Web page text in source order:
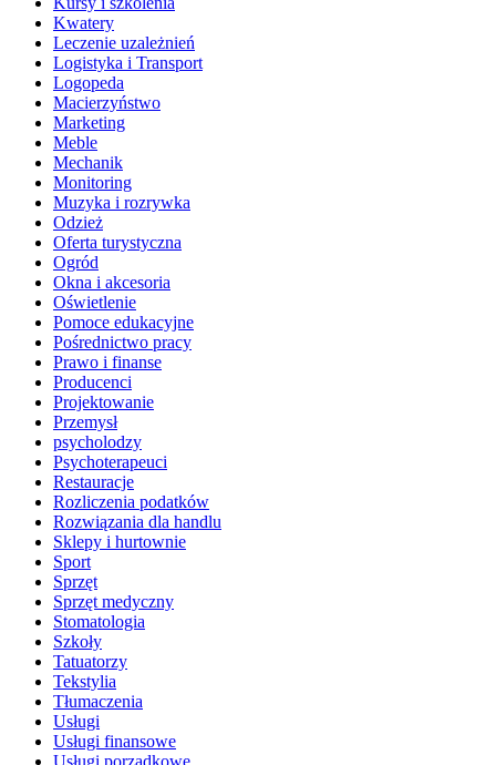
Kwatery
Leczenie uzależnień
Logistyka i Transport
Logopeda
Macierzyństwo
Marketing
Meble
Mechanik
Monitoring
Muzyka i rozrywka
Odzież
Oferta turystyczna
Ogród
Okna i akcesoria
Oświetlenie
Pomoce edukacyjne
Pośrednictwo pracy
Prawo i finanse
Producenci
Projektowanie
Przemysł
psycholodzy
Psychoterapeuci
Restauracje
Rozliczenia podatków
Rozwiązania dla handlu
Sklepy i hurtownie
Sport
Sprzęt
Sprzęt medyczny
Stomatologia
Szkoły
Tatuatorzy
Tekstylia
Tłumaczenia
Usługi
Usługi finansowe
Usługi porządkowe